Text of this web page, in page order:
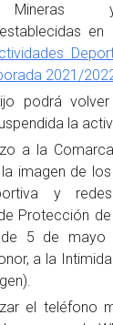
establecidas en
2021/
podrá
la
a la
imagen de
y
Protección
5 de mayo
a la
el teléfono